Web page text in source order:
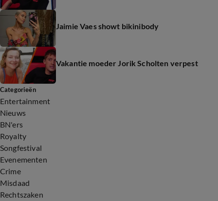
Jaimie Vaes showt bikinibody
Vakantie moeder Jorik Scholten verpest
Categorieën
Entertainment
Nieuws
BN'ers
Royalty
Songfestival
Evenementen
Crime
Misdaad
Rechtszaken